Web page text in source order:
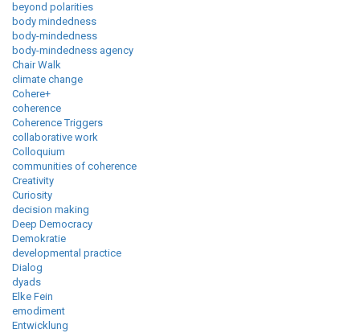
beyond polarities
body mindedness
body-mindedness
body-mindedness agency
Chair Walk
climate change
Cohere+
coherence
Coherence Triggers
collaborative work
Colloquium
communities of coherence
Creativity
Curiosity
decision making
Deep Democracy
Demokratie
developmental practice
Dialog
dyads
Elke Fein
emodiment
Entwicklung